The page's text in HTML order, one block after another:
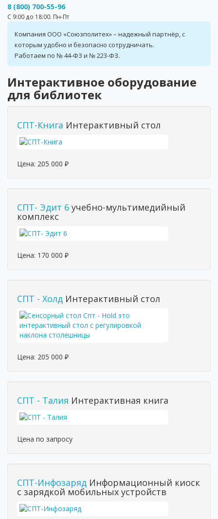
8 (800) 700-55-96
С 9:00 до 18:00. Пн-Пт
Компания ООО «Союзполитех» – надежный партнёр, с
которым удобно и безопасно сотрудничать.
Работаем по № 44-ФЗ и № 223-ФЗ.
Интерактивное оборудование
для библиотек
СПТ-Книга Интерактивный стол
Цена: 205 000 ₽
СПТ- Эдит 6 учебно-мультимедийный
комплекс
Цена: 170 000 ₽
СПТ - Холд Интерактивный стол
Цена: 205 000 ₽
СПТ - Талия Интерактивная книга
Цена по запросу
СПТ-Инфозаряд Информационный киоск
с зарядкой мобильных устройств